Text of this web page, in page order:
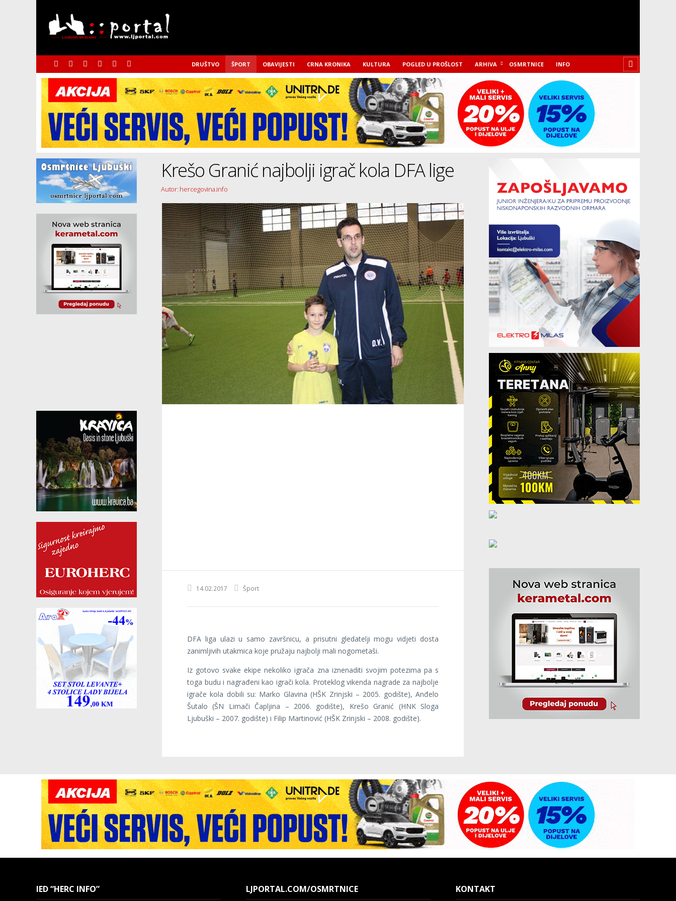
DRUŠTVO ŠPORT OBAVIJESTI CRNA KRONIKA KULTURA POGLED U PROŠLOST ARHIVA OSMRTNICE INFO
Krešo Granić najbolji igrač kola DFA lige
Autor: hercegovina.info
14.02.2017 Šport
DFA liga ulazi u samo završnicu, a prisutni gledatelji mogu vidjeti dosta
zanimljivih utakmica koje pružaju najbolji mali nogometaši.
Iz gotovo svake ekipe nekoliko igrača zna iznenaditi svojim potezima pa s
toga budu i nagrađeni kao igrači kola. Proteklog vikenda nagrade za najbolje
igrače kola dobili su: Marko Glavina (HŠK Zrinjski – 2005. godište), Anđelo
Šutalo (ŠN Limači Čapljina – 2006. godište), Krešo Granić (HNK Sloga
Ljubuški – 2007. godište) i Filip Martinović (HŠK Zrinjski – 2008. godište).
IED “HERC INFO” LJPORTAL.COM/OSMRTNICE KONTAKT